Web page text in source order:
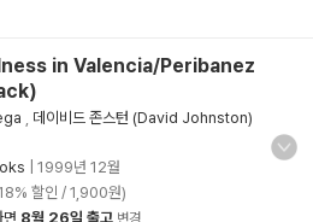
in Valencia/Peribanez
데이비드 존스턴 (David Johnston)
1999년 12월
할인 / 1,900원)
8월 26일 출고 변경